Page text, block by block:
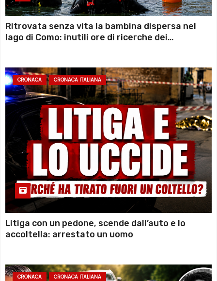
Ritrovata senza vita la bambina dispersa nel
lago di Como: inutili ore di ricerche dei
CRONACA CRONACA ITALIANA
Litiga con un pedone, scende dall’auto e lo
accoltella: arrestato un uomo
CRONACA CRONACA ITALIANA